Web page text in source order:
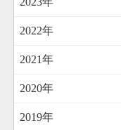
2022年
2021年
2020年
2019年